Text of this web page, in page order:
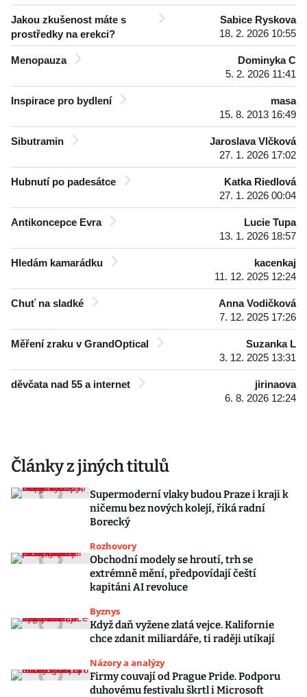
Jakou zkušenost máte s
prostředky na erekci?
Sabice Ryskova
18. 2. 2026 10:55
Menopauza
Dominyka C
5. 2. 2026 11:41
Inspirace pro bydlení
masa
15. 8. 2013 16:49
Sibutramin
Jaroslava Vlčková
27. 1. 2026 17:02
Hubnutí po padesátce
Katka Riedlová
27. 1. 2026 00:04
Antikoncepce Evra
Lucie Tupa
13. 1. 2026 18:57
Hledám kamarádku
kacenkaj
11. 12. 2025 12:24
Chuť na sladké
Anna Vodičková
7. 12. 2025 17:26
Měření zraku v GrandOptical
Suzanka L
3. 12. 2025 13:31
děvčata nad 55 a internet
jirinaova
6. 8. 2026 12:24
Články z jiných titulů
Supermoderní vlaky budou Praze i kraji k
ničemu bez nových kolejí, říká radní
Borecký
Rozhovory
Obchodní modely se hroutí, trh se
extrémně mění, předpovídají čeští
kapitáni AI revoluce
Byznys
Když daň vyžene zlatá vejce. Kalifornie
chce zdanit miliardáře, ti raději utíkají
Názory a analýzy
Firmy couvají od Prague Pride. Podporu
duhovému festivalu škrtl i Microsoft